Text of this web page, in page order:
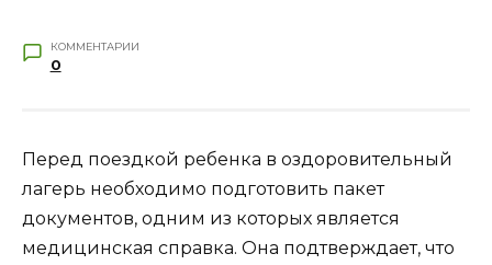
КОММЕНТАРИИ
0
Перед поездкой ребенка в оздоровительный
лагерь необходимо подготовить пакет
документов, одним из которых является
медицинская справка. Она подтверждает, что